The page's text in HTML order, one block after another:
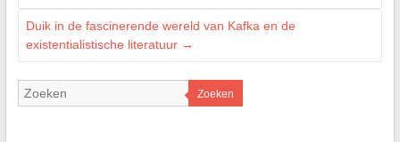
Duik in de fascinerende wereld van Kafka en de
existentialistische literatuur →
Zoeken